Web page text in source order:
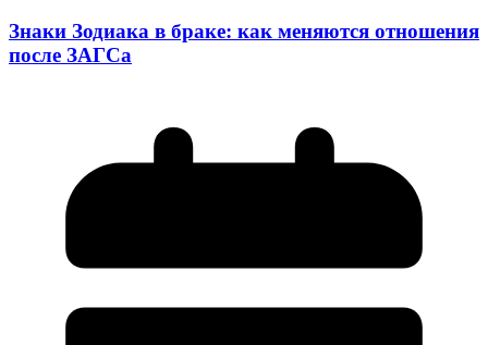
Знаки Зодиака в браке: как меняются отношения
после ЗАГСа